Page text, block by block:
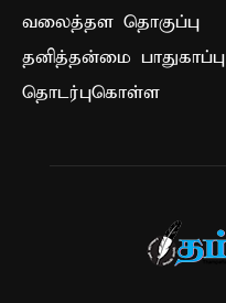
வலைத்தள தொகுப்பு
தனித்தன்மை பாதுகாப்பு
தொடர்புகொள்ள